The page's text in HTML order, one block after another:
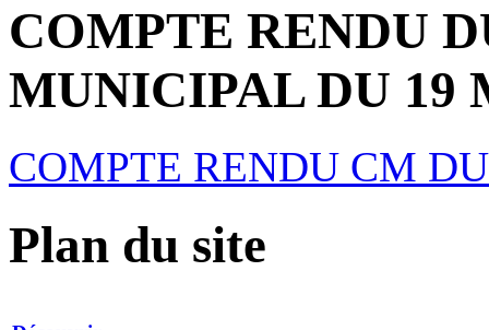
COMPTE RENDU
MUNICIPAL DU 19
COMPTE RENDU CM
Plan du site